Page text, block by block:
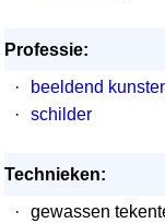
Professie:
·
beeldend
·
schilder
Technieken:
·
gewassen